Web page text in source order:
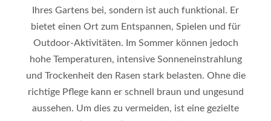
Ihres Gartens bei, sondern ist auch funktional. Er
bietet einen Ort zum Entspannen, Spielen und für
Outdoor-Aktivitäten. Im Sommer können jedoch
hohe Temperaturen, intensive Sonneneinstrahlung
und Trockenheit den Rasen stark belasten. Ohne die
richtige Pflege kann er schnell braun und ungesund
aussehen. Um dies zu vermeiden, ist eine gezielte